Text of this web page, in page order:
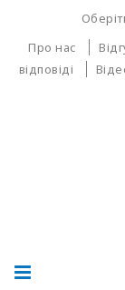
Про нас
відповіді